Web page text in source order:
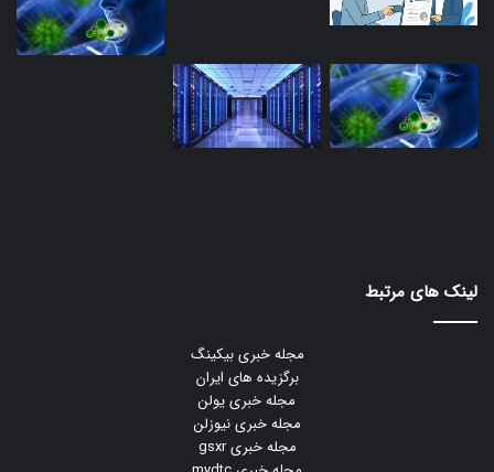
لینک های مرتبط
مجله خبری بیکینگ
برگزیده های ایران
مجله خبری یولن
مجله خبری نیوزلن
مجله خبری gsxr